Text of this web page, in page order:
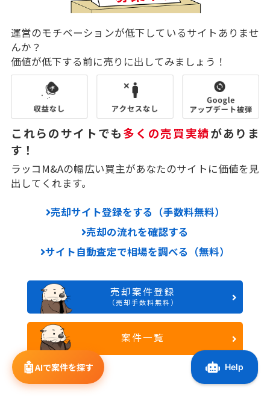
運営のモチベーションが低下しているサイトありませ
んか？
価値が低下する前に売りに出してみましょう！
これらのサイトでも多くの売買実績がありま
す！
ラッコM&Aの幅広い買主があなたのサイトに価値を見
出してくれます。
売却サイト登録をする（手数料無料）
売却の流れを確認する
サイト自動査定で相場を調べる（無料）
売却案件登録
（売却手数料無料）
案件一覧
🤖AIで案件を探す